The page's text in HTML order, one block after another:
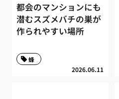
都会のマンションにも
潜むスズメバチの巣が
作られやすい場所
2026.06.11
蜂